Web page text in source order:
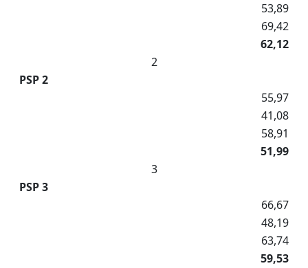
53,89
69,42
62,12
2
PSP 2
55,97
41,08
58,91
51,99
3
PSP 3
66,67
48,19
63,74
59,53